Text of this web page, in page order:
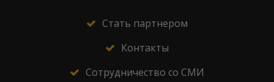
Стать партнером
Контакты
Сотрудничество со СМИ